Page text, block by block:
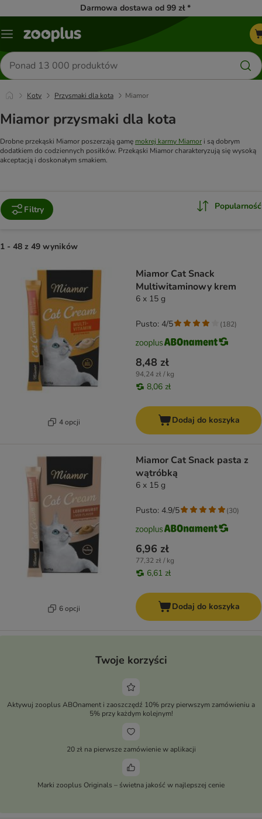
Darmowa dostawa od 99 zł *
Menu
Szukaj
produktów
Koty Przysmaki dla kota Miamor
Miamor przysmaki dla kota
Drobne przekąski Miamor poszerzają gamę mokrej karmy Miamor i są dobrym
dodatkiem do codziennych posiłków. Przekąski Miamor charakteryzują się wysoką
akceptacją i doskonałym smakiem.
Filtry Popularność
1 - 48 z 49 wyników
4 opcji
Miamor Cat Snack
Multiwitaminowy krem
6 x 15 g
8,48 zł
94,24 zł / kg
8,06 zł
Pusto: 4/5 (182)
Dodaj do koszyka
6 opcji
Miamor Cat Snack pasta z
wątróbką
6 x 15 g
6,96 zł
77,32 zł / kg
6,61 zł
Pusto: 4.9/5 (30)
Dodaj do koszyka
Twoje korzyści
Aktywuj zooplus ABOnament i zaoszczędź 10% przy pierwszym zamówieniu a
5% przy każdym kolejnym!
20 zł na pierwsze zamówienie w aplikacji
Marki zooplus Originals – świetna jakość w najlepszej cenie